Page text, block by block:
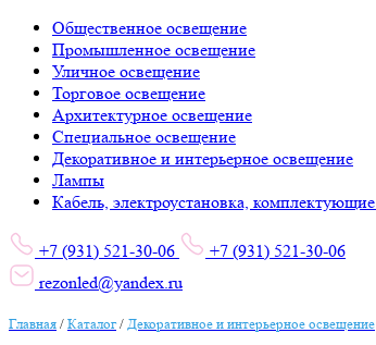
Общественное освещение
Промышленное освещение
Уличное освещение
Торговое освещение
Архитектурное освещение
Специальное освещение
Декоративное и интерьерное освещение
Лампы
Кабель, электроустановка,
+7 (931) 521-30-06
+7 (931) 521-30-06
rezonled@yandex.ru
Главная / Каталог/ Декоративное и интерьерное освещение